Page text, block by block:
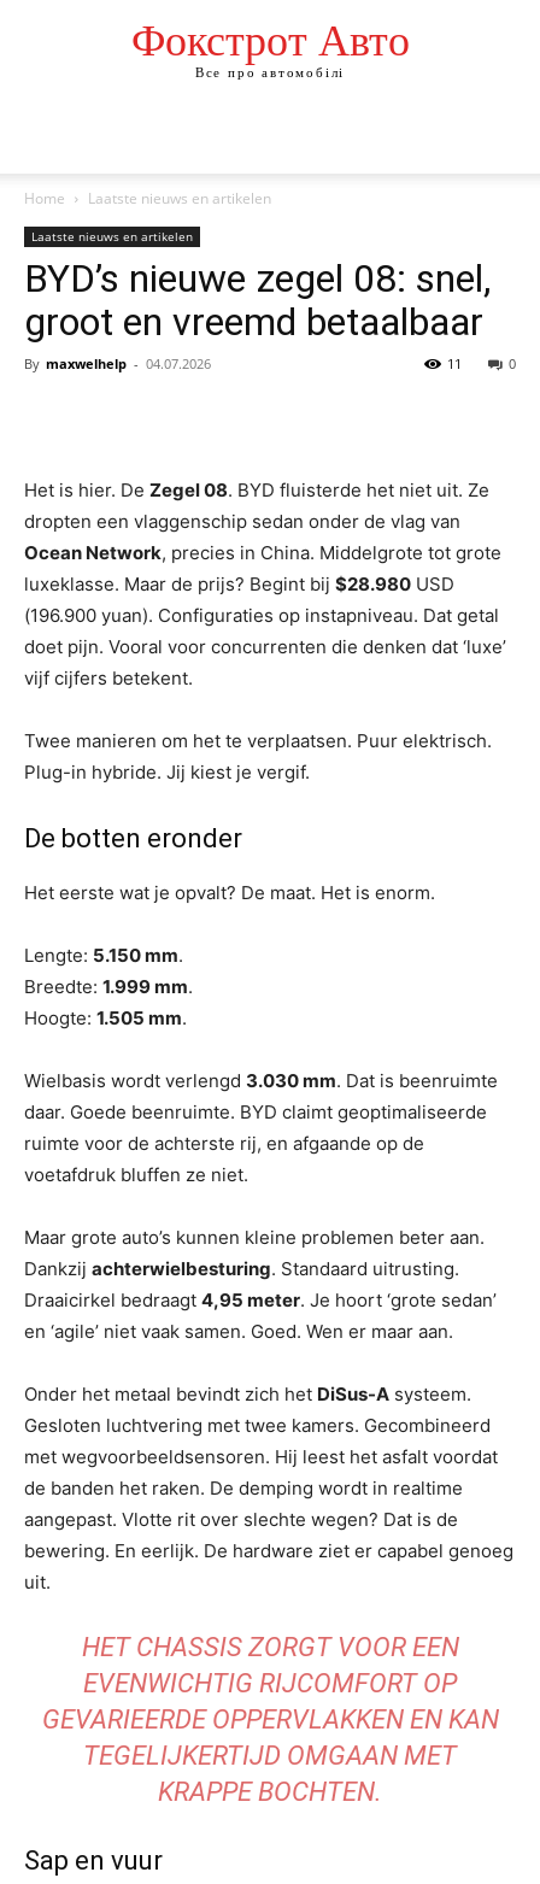
Фокстрот Авто
Все про автомобілі
Home Laatste nieuws en artikelen
Laatste nieuws en artikelen
BYD’s nieuwe zegel 08: snel,
groot en vreemd betaalbaar
By maxwelhelp - 04.07.2026 0
11
Het is hier. De Zegel 08. BYD fluisterde het niet uit. Ze
dropten een vlaggenschip sedan onder de vlag van
Ocean Network, precies in China. Middelgrote tot grote
luxeklasse. Maar de prijs? Begint bij $28.980 USD
(196.900 yuan). Configuraties op instapniveau. Dat getal
doet pijn. Vooral voor concurrenten die denken dat ‘luxe’
vijf cijfers betekent.
Twee manieren om het te verplaatsen. Puur elektrisch.
Plug-in hybride. Jij kiest je vergif.
De botten eronder
Het eerste wat je opvalt? De maat. Het is enorm.
Lengte: 5.150 mm.
Breedte: 1.999 mm.
Hoogte: 1.505 mm.
Wielbasis wordt verlengd 3.030 mm. Dat is beenruimte
daar. Goede beenruimte. BYD claimt geoptimaliseerde
ruimte voor de achterste rij, en afgaande op de
voetafdruk bluffen ze niet.
Maar grote auto’s kunnen kleine problemen beter aan.
Dankzij achterwielbesturing. Standaard uitrusting.
Draaicirkel bedraagt ​​ 4,95 meter. Je hoort ‘grote sedan’
en ‘agile’ niet vaak samen. Goed. Wen er maar aan.
Onder het metaal bevindt zich het DiSus-A systeem.
Gesloten luchtvering met twee kamers. Gecombineerd
met wegvoorbeeldsensoren. Hij leest het asfalt voordat
de banden het raken. De demping wordt in realtime
aangepast. Vlotte rit over slechte wegen? Dat is de
bewering. En eerlijk. De hardware ziet er capabel genoeg
uit.
HET CHASSIS ZORGT VOOR EEN
EVENWICHTIG RIJCOMFORT OP
GEVARIEERDE OPPERVLAKKEN EN KAN
TEGELIJKERTIJD OMGAAN MET
KRAPPE BOCHTEN.
Sap en vuur